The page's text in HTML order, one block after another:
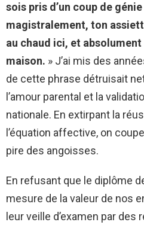
sois pris d’un coup de
magistralement, ton
au chaud ici, et
maison. » J’ai mis des
de cette phrase détruisait
l’amour parental et la
nationale. En extirpant la
l’équation affective, on
pire des angoisses.
En refusant que le diplôme
mesure de la valeur de nos
leur veille d’examen par